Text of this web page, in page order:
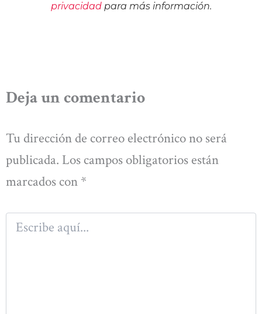
privacidadpara más información.
Deja un comentario
Tu dirección de correo electrónico no será
publicada. Los campos obligatorios están
marcados con *
Escribe
aquí...